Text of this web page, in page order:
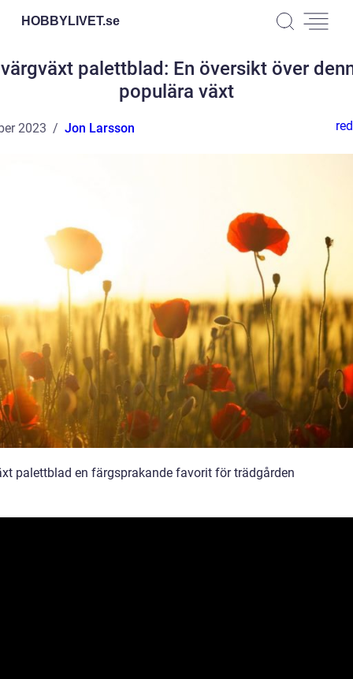
HOBBYLIVET.se
palettblad: En översikt över
populära växt
2023 Jon Larsson
palettblad en färgsprakande favorit för trädgården